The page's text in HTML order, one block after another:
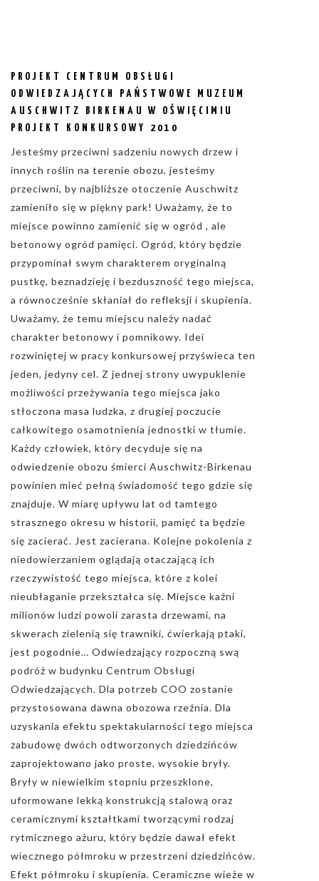
PROJEKT CENTRUM OBSŁUGI
ODWIEDZAJĄCYCH PAŃSTWOWE MUZEUM
AUSCHWITZ BIRKENAU W OŚWIĘCIMIU
PROJEKT KONKURSOWY 2010
Jesteśmy przeciwni sadzeniu nowych drzew i
innych roślin na terenie obozu, jesteśmy
przeciwni, by najbliższe otoczenie Auschwitz
zamieniło się w piękny park! Uważamy, że to
miejsce powinno zamienić się w ogród , ale
betonowy ogród pamięci. Ogród, który będzie
przypominał swym charakterem oryginalną
pustkę, beznadzieję i bezduszność tego miejsca,
a równocześnie skłaniał do refleksji i skupienia.
Uważamy, że temu miejscu należy nadać
charakter betonowy i pomnikowy. Idei
rozwiniętej w pracy konkursowej przyświeca ten
jeden, jedyny cel. Z jednej strony uwypuklenie
możliwości przeżywania tego miejsca jako
stłoczona masa ludzka, z drugiej poczucie
całkowitego osamotnienia jednostki w tłumie.
Każdy człowiek, który decyduje się na
odwiedzenie obozu śmierci Auschwitz-Birkenau
powinien mieć pełną świadomość tego gdzie się
znajduje. W miarę upływu lat od tamtego
strasznego okresu w historii, pamięć ta będzie
się zacierać. Jest zacierana. Kolejne pokolenia z
niedowierzaniem oglądają otaczającą ich
rzeczywistość tego miejsca, które z kolei
nieubłaganie przekształca się. Miejsce kaźni
milionów ludzi powoli zarasta drzewami, na
skwerach zielenią się trawniki, ćwierkają ptaki,
jest pogodnie… Odwiedzający rozpoczną swą
podróż w budynku Centrum Obsługi
Odwiedzających. Dla potrzeb COO zostanie
przystosowana dawna obozowa rzeźnia. Dla
uzyskania efektu spektakularności tego miejsca
zabudowę dwóch odtworzonych dziedzińców
zaprojektowano jako proste, wysokie bryły.
Bryły w niewielkim stopniu przeszklone,
uformowane lekką konstrukcją stalową oraz
ceramicznymi kształtkami tworzącymi rodzaj
rytmicznego ażuru, który będzie dawał efekt
wiecznego półmroku w przestrzeni dziedzińców.
Efekt półmroku i skupienia. Ceramiczne wieże w